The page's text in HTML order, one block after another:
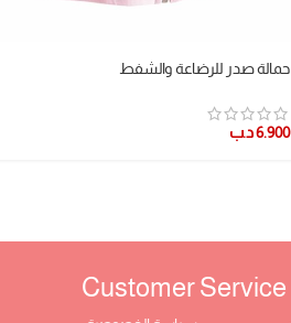
حمالة صدر للرضاعة والشفط
6.900د.ب
Customer Service ​